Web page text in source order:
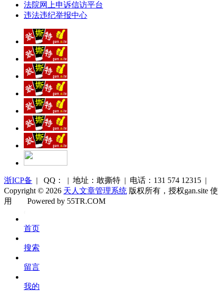
法院网上申诉信访平台
违法违纪举报中心
浙ICP备 | QQ： | 地址：敢撕特 | 电话：131 574 12315 |
Copyright © 2026 天人文章管理系统 版权所有，授权gan.site 使
用
库
Powered by 55TR.COM
首页
搜索
留言
我的